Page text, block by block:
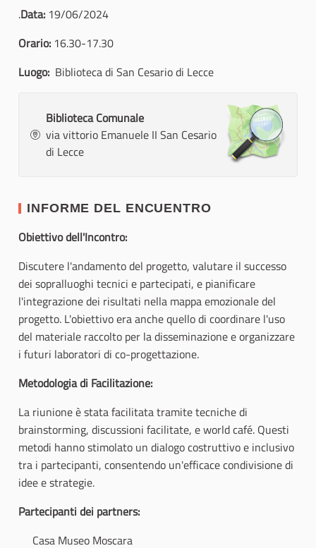
.Data: 19/06/2024
Orario: 16.30-17.30
Luogo: Biblioteca di San Cesario di Lecce
Biblioteca Comunale
via vittorio Emanuele II San Cesario
di Lecce
INFORME DEL ENCUENTRO
Obiettivo dell'Incontro:
Discutere l'andamento del progetto, valutare il successo
dei sopralluoghi tecnici e partecipati, e pianificare
l'integrazione dei risultati nella mappa emozionale del
progetto. L'obiettivo era anche quello di coordinare l'uso
del materiale raccolto per la disseminazione e organizzare
i futuri laboratori di co-progettazione.
Metodologia di Facilitazione:
La riunione è stata facilitata tramite tecniche di
brainstorming, discussioni facilitate, e world café. Questi
metodi hanno stimolato un dialogo costruttivo e inclusivo
tra i partecipanti, consentendo un'efficace condivisione di
idee e strategie.
Partecipanti dei partners:
Casa Museo Moscara